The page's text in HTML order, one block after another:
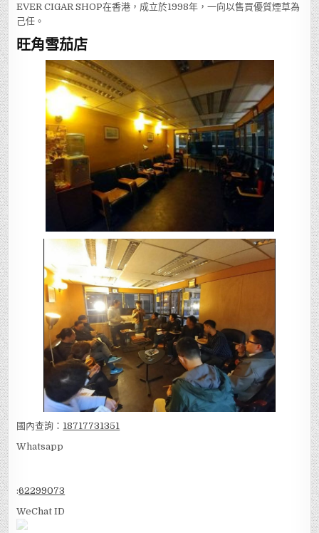
EVER CIGAR SHOP在香港，成立於1998年，一向以售買優質煙草為
己任。
旺角雪茄店
國內查詢： 18717731351
Whatsapp
:62299073
WeChat ID